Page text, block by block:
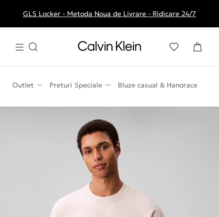
Livrare gratuita la comenzile de peste 250 RON
GLS Locker - Metoda Noua de Livrare - Ridicare 24/7
Outlet Preturi Speciale Bluze casual & Hanorace